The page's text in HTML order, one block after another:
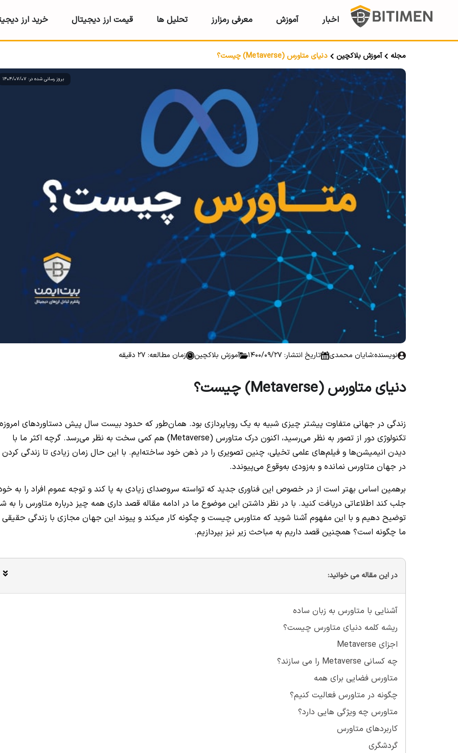
اخبار آموزش معرفی رمزارز تحلیل ها قیمت ارز دیجیتال خرید ارز
مجله آموزش بلاکچین دنیای متاورس (Metaverse) چیست؟
بروز رسانی شده در: 1404/07/07
نویسنده:شایان محمدی تاریخ انتشار: 1400/09/27 آموزش بلاکچین زمان مطالعه: 27 دقیقه
دنیای متاورس (Metaverse) چیست؟
زندگی در جهانی متفاوت پیشتر چیزی شبیه به یک رویاپردازی بود. همان‌طور که حدود بیست سال پیش دستاوردهای امروزه
تکنولوژی دور از تصور به نظر می‌رسید، اکنون درک متاورس (Metaverse) هم کمی سخت به نظر می‌رسد. گرچه اکثر ما با
دیدن انیمیشن‌ها و فیلم‌های علمی تخیلی، چنین تصویری را در ذهن خود ساخته‌ایم. با این حال زمان زیادی تا زندگی کردن
در جهان متاورس نمانده و به‌زودی به‌وقوع می‌پیوندد.
برهمین اساس بهتر است از در خصوص این فناوری جدید که تواسته سروصدای زیادی به پا کند و توجه عموم افراد را به
جلب کند اطلاعاتی دریافت کنید. با در نظر داشتن این موضوع ما در ادامه مقاله قصد داری همه چیز درباره متاورس را به
توضیح دهیم و با این مفهوم آشنا شوید که متاورس چیست و چگونه کار میکند و پیوند این جهان مجازی با زندگی حقیقی
ما چگونه است؟ همچنین قصد داریم به مباحث زیر نیز بپردازیم.
در این مقاله می خوانید:
آشنایی با متاورس به زبان ساده
ریشه کلمه دنیای متاورس چیست؟
اجزای Metaverse
چه کسانی Metaverse را می سازند؟
متاورس فضایی برای همه
چگونه در متاورس فعالیت کنیم؟
متاورس چه ویژگی هایی دارد؟
کاربردهای متاورس
گردشگری